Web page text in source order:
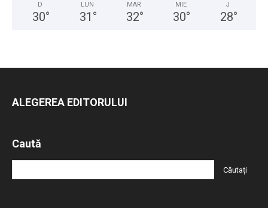
D
30°
LUN
31 °
MAR
32°
MIE
30°
J
28°
ALEGEREA EDITORULUI
Caută